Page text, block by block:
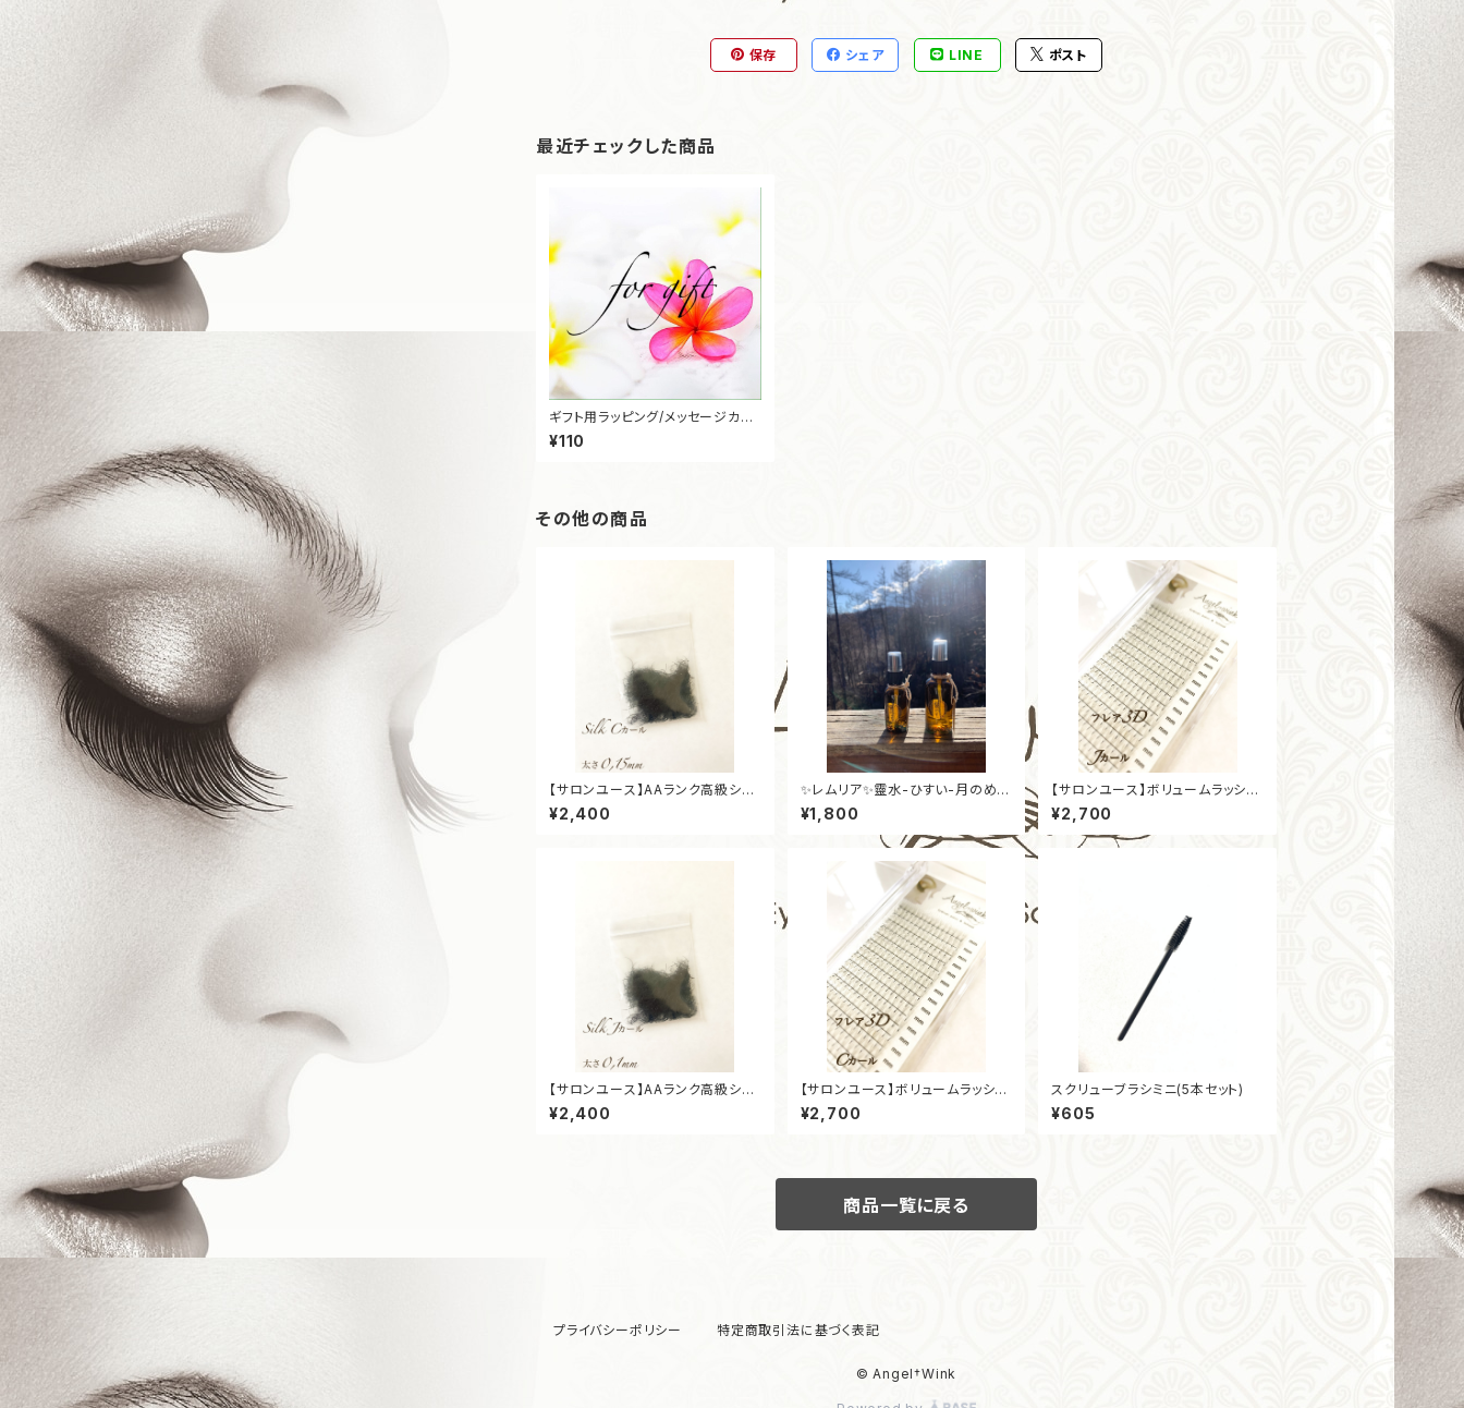
保存 シェア LINE ポスト
最近チェックした商品
ギフト用ラッピング/メッセージカー
ド
¥110
その他の商品
【サロンユース】AAランク高級シル
クエクステ バラ ［Cカール］［太さ0,
15mm］
¥2,400
✨レムリア✨靈水-ひすい-月のめぐ
りの浄化ミスト30ml
¥1,800
【サロンユース】ボリュームラッシュ
プラチナセーブル ［フレア3D］［Jカ
ール］［太さ0,07mm］
¥2,700
【サロンユース】AAランク高級シル
クエクステ バラ ［Jカール］［太さ0,
1mm］
¥2,400
【サロンユース】ボリュームラッシュ
プラチナセーブル ［フレア3D］［Cカ
ール］［太さ0,07mm］
¥2,700
スクリューブラシミニ(5本セット)
¥605
商品一覧に戻る
プライバシーポリシー 特定商取引法に基づく表記
© Angel†Wink